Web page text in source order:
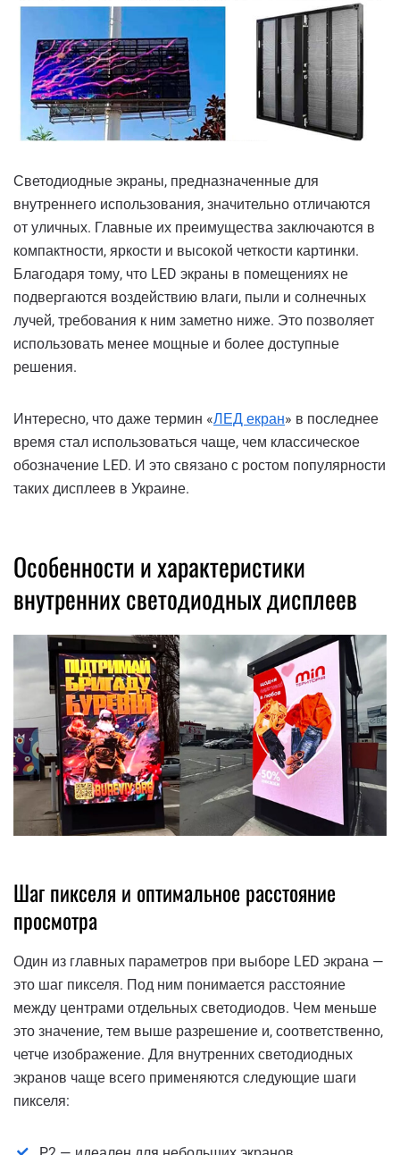
Светодиодные экраны, предназначенные для
внутреннего использования, значительно отличаются
от уличных. Главные их преимущества заключаются в
компактности, яркости и высокой четкости картинки.
Благодаря тому, что LED экраны в помещениях не
подвергаются воздействию влаги, пыли и солнечных
лучей, требования к ним заметно ниже. Это позволяет
использовать менее мощные и более доступные
решения.
Интересно, что даже термин «ЛЕД екран» в последнее
время стал использоваться чаще, чем классическое
обозначение LED. И это связано с ростом популярности
таких дисплеев в Украине.
Особенности и характеристики
внутренних светодиодных дисплеев
Шаг пикселя и оптимальное расстояние
просмотра
Один из главных параметров при выборе LED экрана —
это шаг пикселя. Под ним понимается расстояние
между центрами отдельных светодиодов. Чем меньше
это значение, тем выше разрешение и, соответственно,
четче изображение. Для внутренних светодиодных
экранов чаще всего применяются следующие шаги
пикселя: